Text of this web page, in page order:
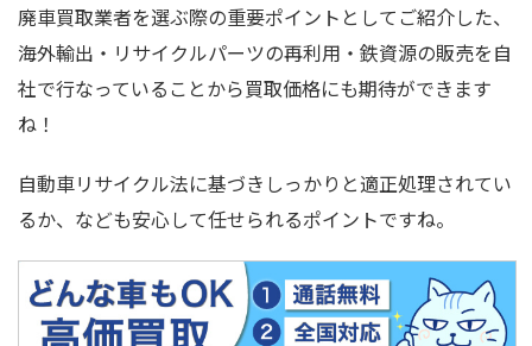
廃車買取業者を選ぶ際の重要ポイントとしてご紹介した、
海外輸出・リサイクルパーツの再利用・鉄資源の販売を自
社で行なっていることから買取価格にも期待ができます
ね！
自動車リサイクル法に基づきしっかりと適正処理されてい
るか、なども安心して任せられるポイントですね。